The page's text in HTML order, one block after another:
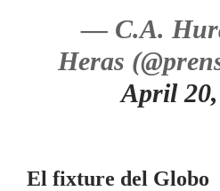
— C.A.
Heras
April
El fixture del Globo